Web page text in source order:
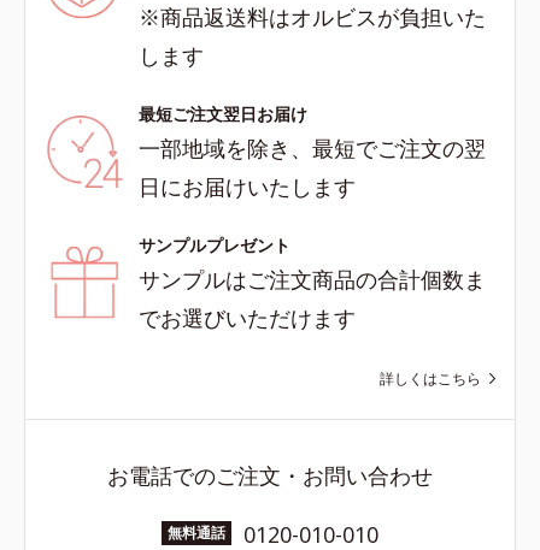
※商品返送料はオルビスが負担いた
します
最短ご注文翌日お届け
一部地域を除き、最短でご注文の翌
日にお届けいたします
サンプルプレゼント
サンプルはご注文商品の合計個数ま
でお選びいただけます
詳しくはこちら
お電話でのご注文・お問い合わせ
無料通話 0120-010-010